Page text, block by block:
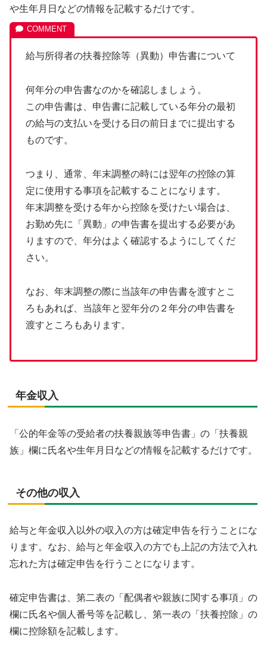
や生年月日などの情報を記載するだけです。
給与所得者の扶養控除等（異動）申告書について
何年分の申告書なのかを確認しましょう。
この申告書は、申告書に記載している年分の最初
の給与の支払いを受ける日の前日までに提出する
ものです。
つまり、通常、年末調整の時には翌年の控除の算
定に使用する事項を記載することになります。
年末調整を受ける年から控除を受けたい場合は、
お勤め先に「異動」の申告書を提出する必要があ
りますので、年分はよく確認するようにしてくだ
さい。
なお、年末調整の際に当該年の申告書を渡すとこ
ろもあれば、当該年と翌年分の２年分の申告書を
渡すところもあります。
年金収入
「公的年金等の受給者の扶養親族等申告書」の「扶養親
族」欄に氏名や生年月日などの情報を記載するだけです。
その他の収入
給与と年金収入以外の収入の方は確定申告を行うことにな
ります。なお、給与と年金収入の方でも上記の方法で入れ
忘れた方は確定申告を行うことになります。
確定申告書は、第二表の「配偶者や親族に関する事項」の
欄に氏名や個人番号等を記載し、第一表の「扶養控除」の
欄に控除額を記載します。